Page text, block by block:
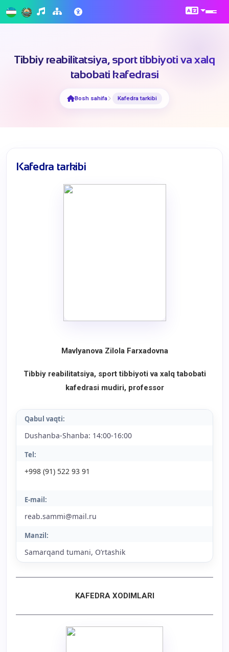
Tibbiy reabilitatsiya, sport tibbiyoti va xalq
tabobati kafedrasi
Bosh sahifa Kafedra tarkibi
Kafedra tarkibi
Mavlyanova Zilola Farxadovna
Tibbiy reabilitatsiya, sport tibbiyoti va xalq tabobati
kafedrasi mudiri, professor
Qabul vaqti:
Dushanba-Shanba: 14:00-16:00
Tel:
+998 (91) 522 93 91
E-mail:
reab.sammi@mail.ru
Manzil:
Samarqand tumani, O’rtashik
KAFEDRA XODIMLARI